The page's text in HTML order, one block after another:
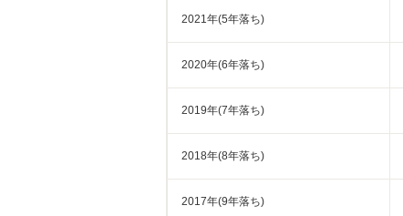
2021年(5年落ち)
2020年(6年落ち)
2019年(7年落ち)
2018年(8年落ち)
2017年(9年落ち)